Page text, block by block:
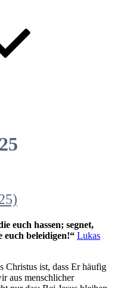
euch hassen; segnet,
beleidigen!“ Lukas
Christus ist, dass Er häufig
aus menschlicher